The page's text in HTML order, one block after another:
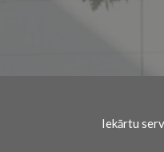
Iekārtu